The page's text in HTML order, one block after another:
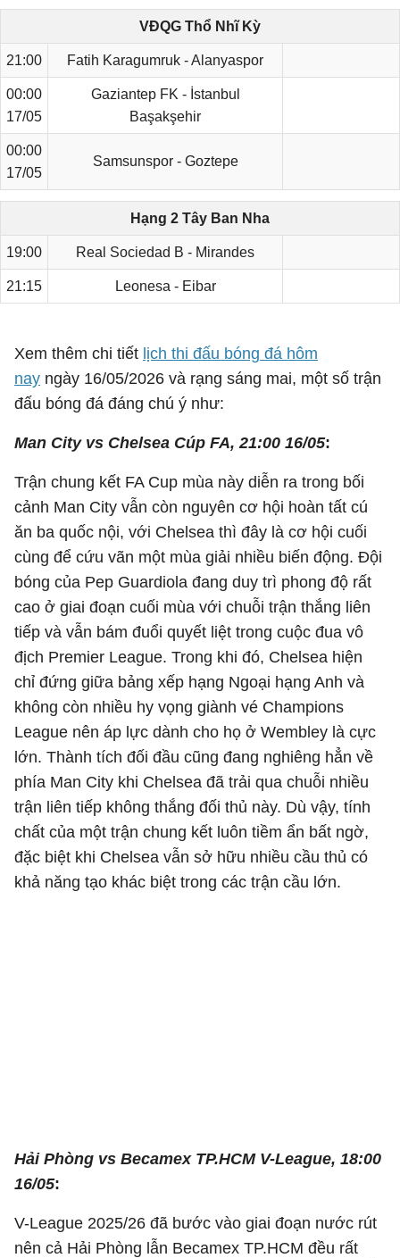
VĐQG Thổ Nhĩ Kỳ
21:00 Fatih Karagumruk - Alanyaspor
00:00
17/05
Gaziantep FK - İstanbul
Başakşehir
00:00
17/05
Samsunspor - Goztepe
Hạng 2 Tây Ban Nha
19:00 Real Sociedad B - Mirandes
21:15 Leonesa - Eibar
Xem thêm chi tiết lịch thi đấu bóng đá hôm
nay ngày 16/05/2026 và rạng sáng mai, một số trận
đấu bóng đá đáng chú ý như:
Man City vs Chelsea Cúp FA, 21:00 16/05:
Trận chung kết FA Cup mùa này diễn ra trong bối
cảnh Man City vẫn còn nguyên cơ hội hoàn tất cú
ăn ba quốc nội, với Chelsea thì đây là cơ hội cuối
cùng để cứu vãn một mùa giải nhiều biến động. Đội
bóng của Pep Guardiola đang duy trì phong độ rất
cao ở giai đoạn cuối mùa với chuỗi trận thắng liên
tiếp và vẫn bám đuổi quyết liệt trong cuộc đua vô
địch Premier League. Trong khi đó, Chelsea hiện
chỉ đứng giữa bảng xếp hạng Ngoại hạng Anh và
không còn nhiều hy vọng giành vé Champions
League nên áp lực dành cho họ ở Wembley là cực
lớn. Thành tích đối đầu cũng đang nghiêng hẳn về
phía Man City khi Chelsea đã trải qua chuỗi nhiều
trận liên tiếp không thắng đối thủ này. Dù vậy, tính
chất của một trận chung kết luôn tiềm ẩn bất ngờ,
đặc biệt khi Chelsea vẫn sở hữu nhiều cầu thủ có
khả năng tạo khác biệt trong các trận cầu lớn.
Hải Phòng vs Becamex TP.HCM V-League, 18:00
16/05:
V-League 2025/26 đã bước vào giai đoạn nước rút
nên cả Hải Phòng lẫn Becamex TP.HCM đều rất